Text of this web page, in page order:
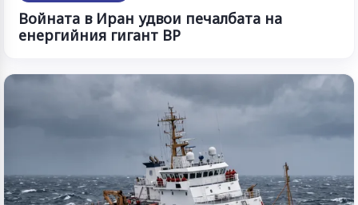
Войната в Иран удвои печалбата на
енергийния гигант BP